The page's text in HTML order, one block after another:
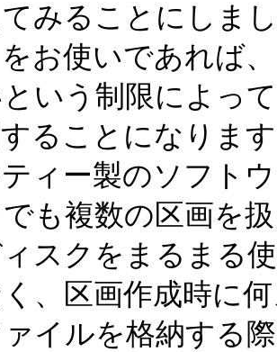
みることにしま
お使いであれば
いう制限によっ
ることになりま
ィー製のソフト
も複数の区画を
スクをまるまる
、区画作成時に
イルを格納する